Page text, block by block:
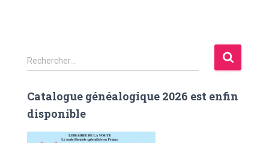
R
e
h
e
Rechercher…
Catalogue généalogique 2026 est enfin
disponible